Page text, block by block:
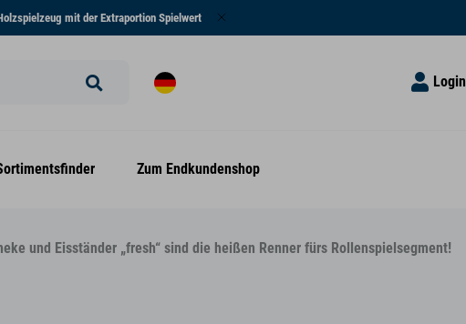
mit der Extraportion Spielwert
Login
Zum Endkundenshop
und Eisständer „fresh“ sind die heißen Renner fürs Rollenspielsegment!